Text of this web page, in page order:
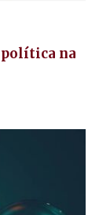
política na